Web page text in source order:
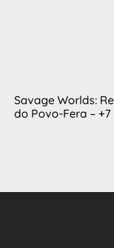
Savage Worlds:
do Povo-Fera –